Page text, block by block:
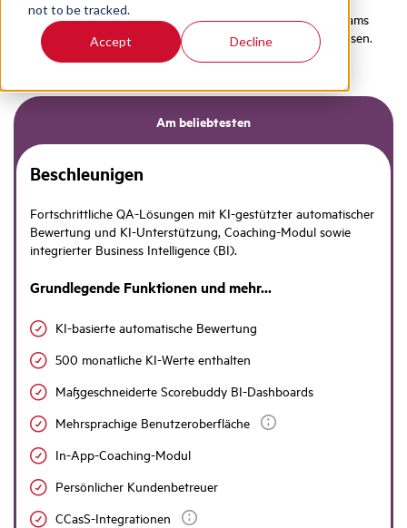
not to be tracked.
Accept Decline
Drei Tarife, die genau auf die aktuelle Situation Ihres Teams
zugeschnitten sind und mit Ihrem Unternehmen mitwachsen.
Am beliebtesten
Beschleunigen
Fortschrittliche QA-Lösungen mit KI-gestützter automatischer
Bewertung und KI-Unterstützung, Coaching-Modul sowie
integrierter Business Intelligence (BI).
Grundlegende Funktionen und mehr...
KI-basierte automatische Bewertung
500 monatliche KI-Werte enthalten
Maßgeschneiderte Scorebuddy BI-Dashboards
Mehrsprachige Benutzeroberfläche
In-App-Coaching-Modul
Persönlicher Kundenbetreuer
CCasS-Integrationen